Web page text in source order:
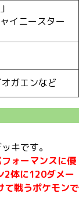
イニースター
ガエンなど
キです。
ォーマンスに優
2体に120ダメー
て戦うポケモンで